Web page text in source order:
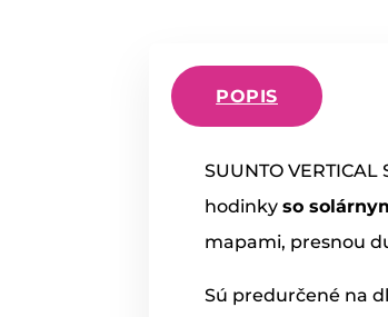
POPIS
SUUNTO
hodinkyso
mapami, presnou
Sú predurčené na